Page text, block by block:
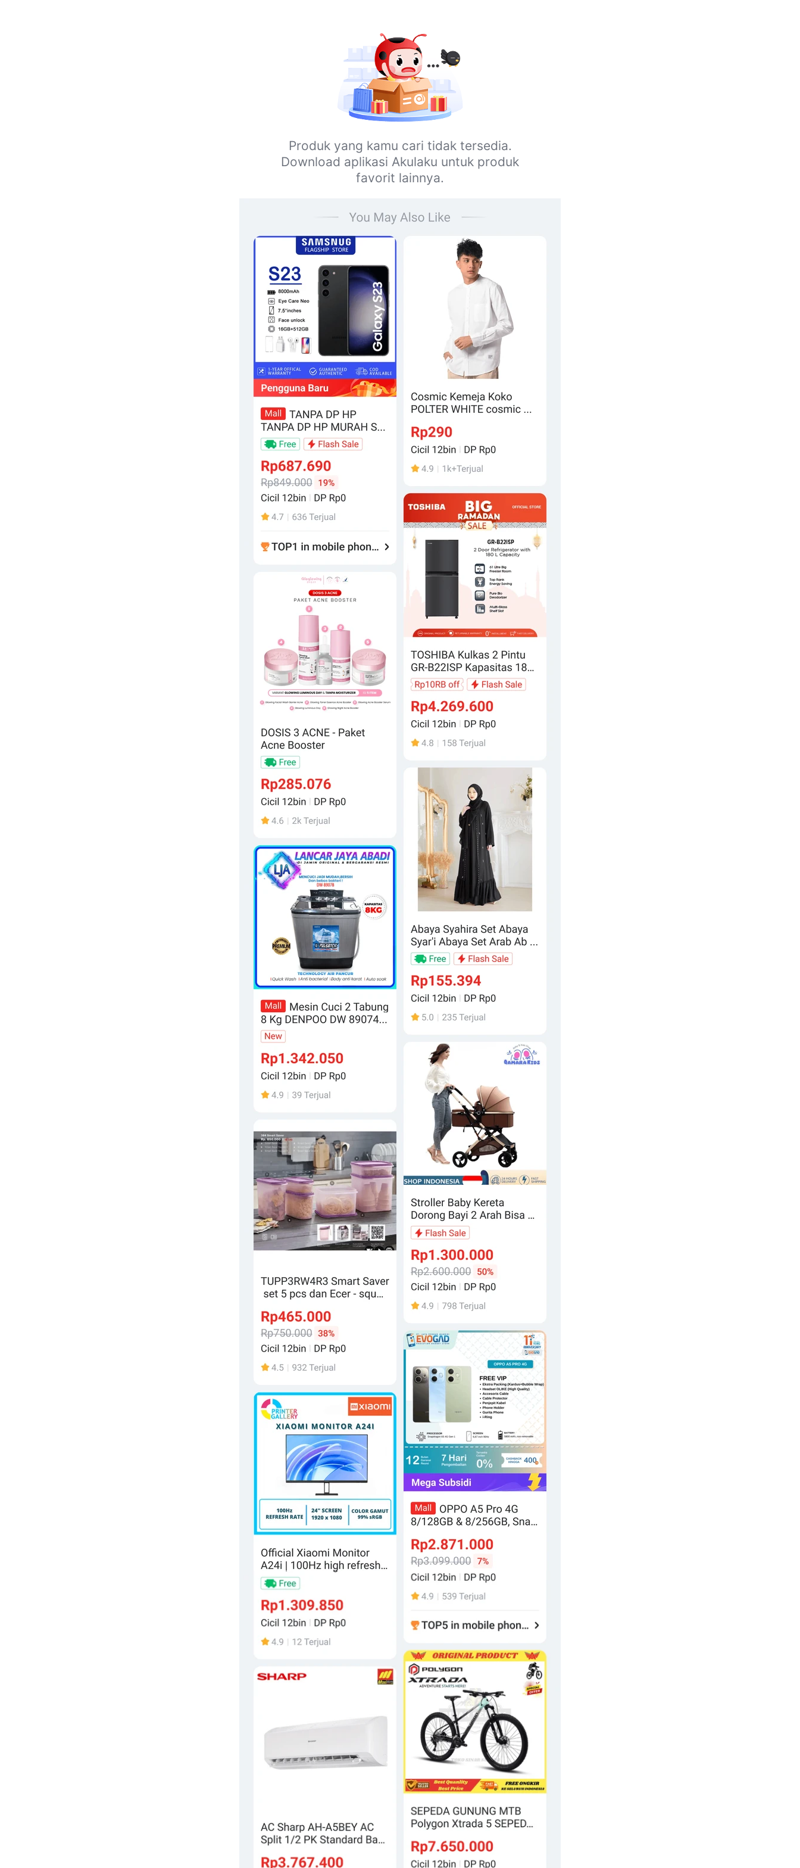
Produk yang kamu cari tidak tersedia.
Download aplikasi Akulaku untuk produk
favorit lainnya.